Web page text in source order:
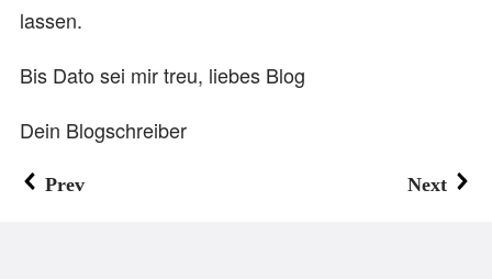
lassen.
Bis Dato sei mir treu, liebes Blog
Dein Blogschreiber
Prev Next